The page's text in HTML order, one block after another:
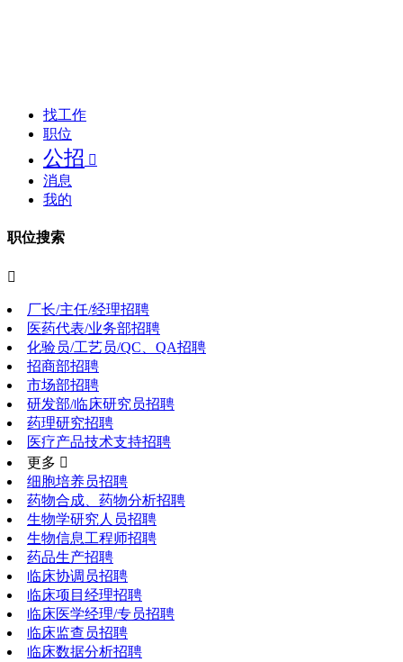
找工作
职位
公招 
消息
我的
职位搜索

厂长/主任/经理招聘
医药代表/业务部招聘
化验员/工艺员/QC、QA招聘
招商部招聘
市场部招聘
研发部/临床研究员招聘
药理研究招聘
医疗产品技术支持招聘
更多 
细胞培养员招聘
药物合成、药物分析招聘
生物学研究人员招聘
生物信息工程师招聘
药品生产招聘
临床协调员招聘
临床项目经理招聘
临床医学经理/专员招聘
临床监查员招聘
临床数据分析招聘